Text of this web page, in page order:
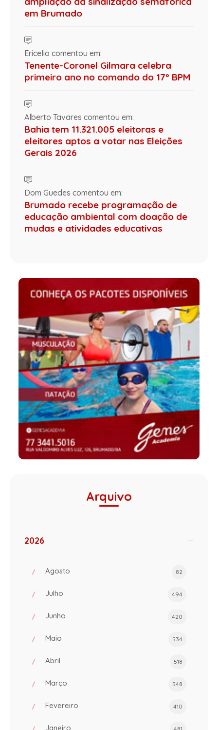
em Brumado
Ericelio comentou em:
Tenente-Coronel Gilmara celebra
primeiro ano no comando do 17º BPM
Alberto Tavares comentou em:
Bahia tem 11.321.005 eleitoras e
eleitores aptos a votar nas Eleições
Gerais 2026
Dom Guedes comentou em:
Brumado recebe programação de
educação ambiental com doação de
mudas e atividades educativas
Arquivo
2026
Agosto 82
Julho 494
Junho 420
Maio 534
Abril 518
Março 548
Fevereiro 410
Janeiro 481